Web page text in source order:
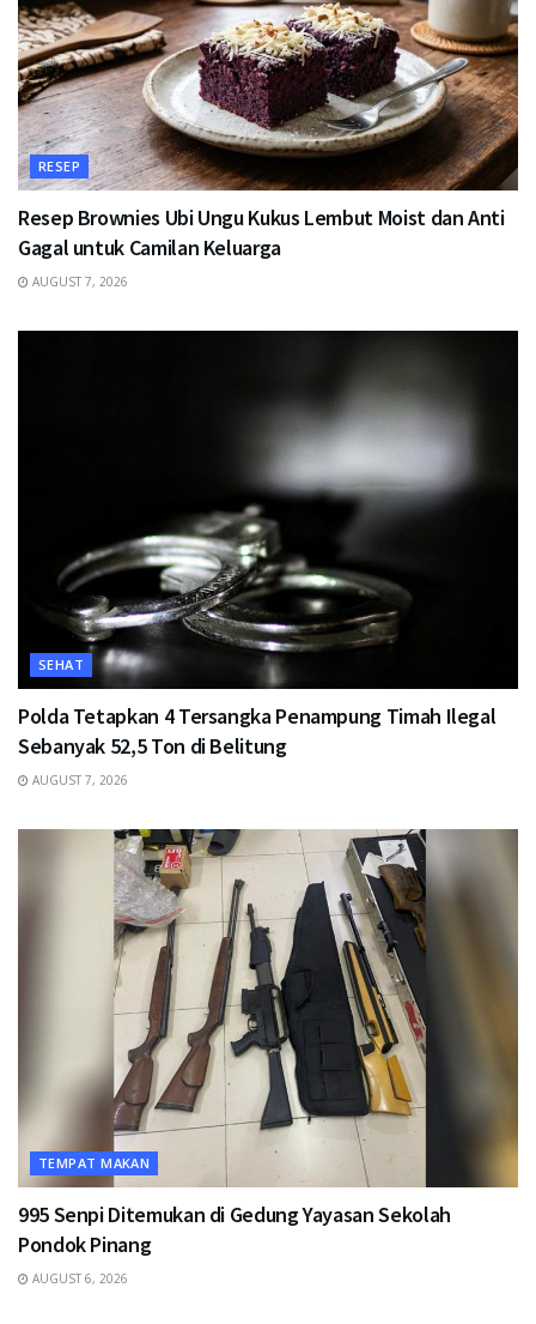
RESEP
Resep Brownies Ubi Ungu Kukus Lembut Moist dan Anti
Gagal untuk Camilan Keluarga
AUGUST 7, 2026
SEHAT
Polda Tetapkan 4 Tersangka Penampung Timah Ilegal
Sebanyak 52,5 Ton di Belitung
AUGUST 7, 2026
TEMPAT MAKAN
995 Senpi Ditemukan di Gedung Yayasan Sekolah
Pondok Pinang
AUGUST 6, 2026